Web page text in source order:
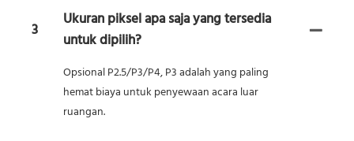
3
Ukuran piksel apa saja yang tersedia
untuk dipilih?
Opsional P2.5/P3/P4, P3 adalah yang paling
hemat biaya untuk penyewaan acara luar
ruangan.